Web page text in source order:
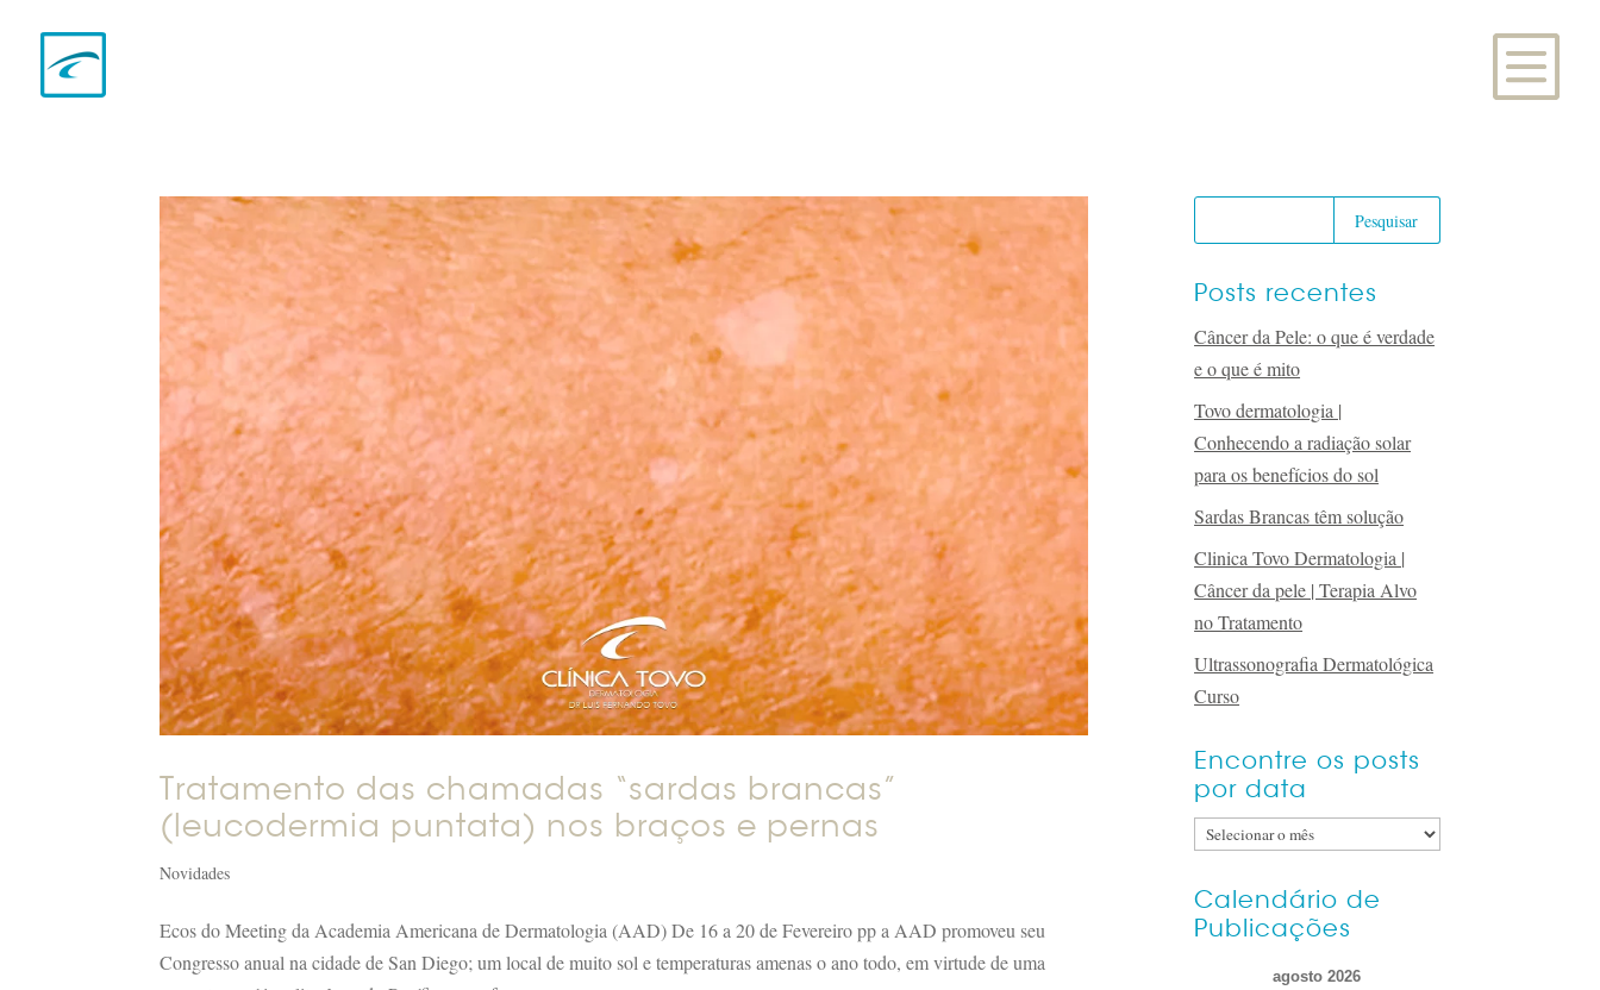
Tratamento das chamadas “sardas brancas”
(leucodermia puntata) nos braços e pernas
Novidades
Ecos do Meeting da Academia Americana de Dermatologia (AAD) De 16 a 20 de Fevereiro pp a AAD promoveu seu
Congresso anual na cidade de San Diego; um local de muito sol e temperaturas amenas o ano todo, em virtude de uma
Posts recentes
Câncer da Pele: o que é verdade
e o que é mito
Tovo dermatologia |
Conhecendo a radiação solar
para os benefícios do sol
Sardas Brancas têm solução
Clinica Tovo Dermatologia |
Câncer da pele | Terapia Alvo
no Tratamento
Ultrassonografia Dermatológica
Curso
Encontre os posts
por data
Encontre
posts
por
Calendário de
Publicações
agosto 2026